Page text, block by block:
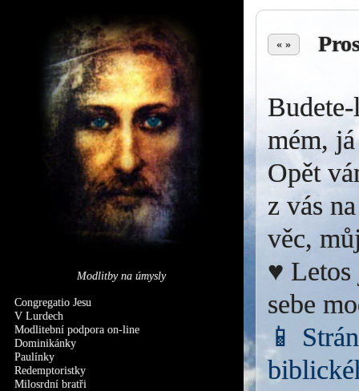
Modlitby na úmysly
Congregatio Jesu
V Lurdech
Modlitební podpora on-line
Dominikánky
Paulínky
Redemptoristky
Milosrdní bratři
« »
mém,
Opět
z vás
věc,
♥ Letos
sebe
📱